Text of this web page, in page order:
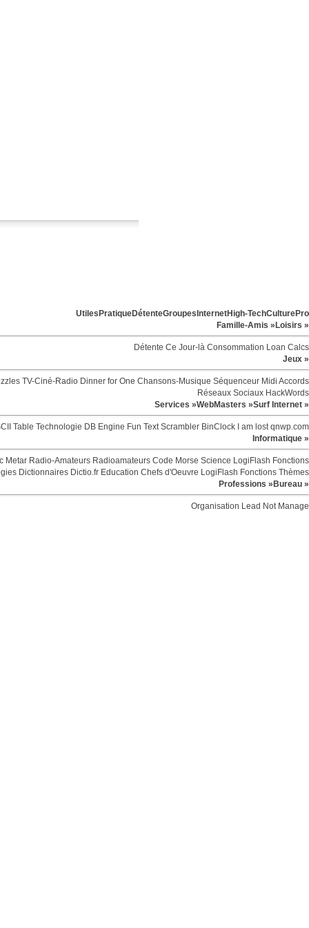
Utiles PratiqueDétenteGroupes InternetHigh-TechCulturePro
Famille-Amis » Loisirs »
Détente Ce Jour-là Consommation Loan Calcs
Jeux »
TV-Ciné-Radio Dinner for One Chansons-Musique Séquenceur Midi Accords
Réseaux Sociaux HackWords
Services »WebMasters »Surf Internet »
Table Technologie DB Engine Fun Text Scrambler BinClock I am lostqnwp.com
Informatique »
Metar Radio-Amateurs Radioamateurs Code Morse Science LogiFlash Fonctions
Dictionnaires Dictio.fr Education Chefs d'Oeuvre LogiFlash Fonctions Thèmes
Professions » Bureau »
Organisation Lead Not Manage